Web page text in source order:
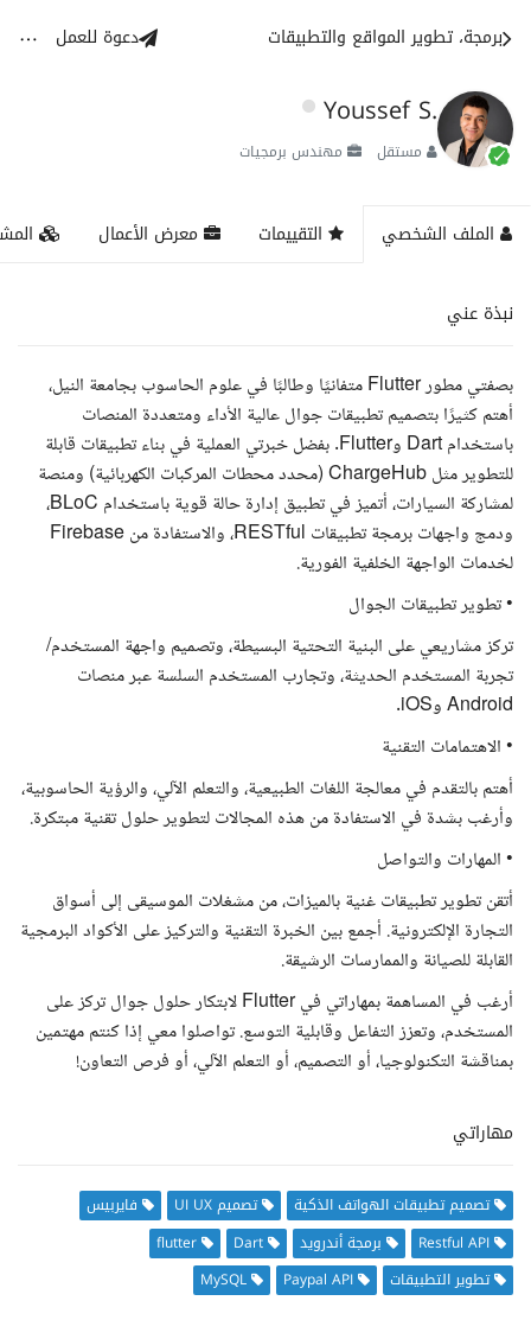
برمجة، تطوير المواقع والتطبيقات دعوة للعمل
Youssef S.
مستقل مهندس برمجيات
الملف الشخصي التقييمات معرض الأعمال
نبذة عني
بصفتي مطور Flutter متفانيًا وطالبًا في علوم الحاسوب بجامعة النيل،
أهتم كثيرًا بتصميم تطبيقات جوال عالية الأداء ومتعددة المنصات
باستخدام Dart وFlutter. بفضل خبرتي العملية في بناء تطبيقات قابلة
للتطوير مثل ChargeHub (محدد محطات المركبات الكهربائية) ومنصة
لمشاركة السيارات، أتميز في تطبيق إدارة حالة قوية باستخدام BLoC،
ودمج واجهات برمجة تطبيقات RESTful، والاستفادة من Firebase
لخدمات الواجهة الخلفية الفورية.
• تطوير تطبيقات الجوال
تركز مشاريعي على البنية التحتية البسيطة، وتصميم واجهة المستخدم/
تجربة المستخدم الحديثة، وتجارب المستخدم السلسة عبر منصات
Android وiOS.
• الاهتمامات التقنية
أهتم بالتقدم في معالجة اللغات الطبيعية، والتعلم الآلي، والرؤية الحاسوبية،
وأرغب بشدة في الاستفادة من هذه المجالات لتطوير حلول تقنية مبتكرة.
• المهارات والتواصل
أتقن تطوير تطبيقات غنية بالميزات، من مشغلات الموسيقى إلى أسواق
التجارة الإلكترونية. أجمع بين الخبرة التقنية والتركيز على الأكواد البرمجية
القابلة للصيانة والممارسات الرشيقة.
أرغب في المساهمة بمهاراتي في Flutter لابتكار حلول جوال تركز على
المستخدم، وتعزز التفاعل وقابلية التوسع. تواصلوا معي إذا كنتم مهتمين
بمناقشة التكنولوجيا، أو التصميم، أو التعلم الآلي، أو فرص التعاون!
مهاراتي
تصميم تطبيقات الهواتف الذكية تصميم UI UX
فايربيس
Restful API
برمجة أندرويد Dart
flutter
تطوير التطبيقات
Paypal API
MySQL